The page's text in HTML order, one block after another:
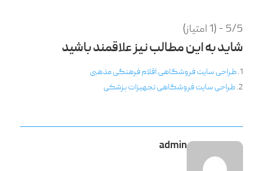
5/5 - (1 امتیاز)
شاید به این مطالب نیز علاقمند باشید
طراحی سایت فروشگاهی اقلام فرهنگی مذهبی
طراحی سایت فروشگاهی تجهیزات پزشکی
admin